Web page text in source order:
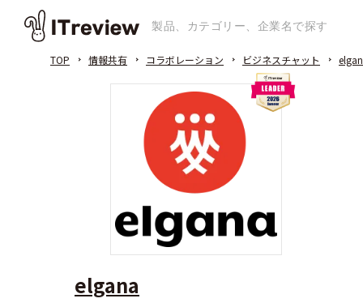
TOP 情報共有 コラボレーション ビジネスチャット
elgana